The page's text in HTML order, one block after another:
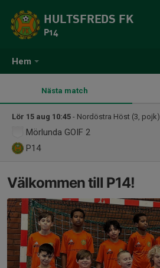
Hem
HULTSFREDS FK
P14
Nästa match
Lör 15 aug 10:45 - Nordöstra Höst (3, pojk)
Mörlunda GOIF 2
P14
Välkommen till P14!